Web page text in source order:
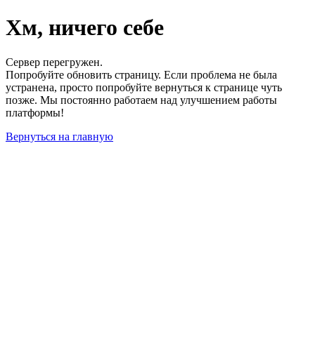
Хм, ничего себе
Сервер перегружен.
Попробуйте обновить страницу. Если проблема не была
устранена, просто попробуйте вернуться к странице чуть
позже. Мы постоянно работаем над улучшением работы
платформы!
Вернуться на главную